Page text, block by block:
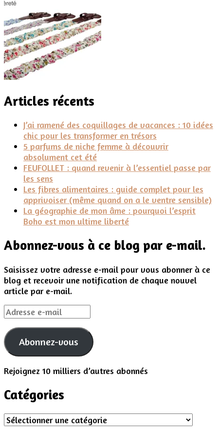
Articles récents
J’ai ramené des coquillages de vacances : 10 idées
chic pour les transformer en trésors
5 parfums de niche femme à découvrir
absolument cet été
FEUFOLLET : quand revenir à l’essentiel passe par
les sens
Les fibres alimentaires : guide complet pour les
apprivoiser (même quand on a le ventre sensible)
La géographie de mon âme : pourquoi l’esprit
Boho est mon ultime liberté
Abonnez-vous à ce blog par e-mail.
Saisissez votre adresse e-mail pour vous abonner à ce
blog et recevoir une notification de chaque nouvel
article par e-mail.
Adresse
e-
mail
Abonnez-vous
Rejoignez 10 milliers d’autres abonnés
Catégories
Catégories